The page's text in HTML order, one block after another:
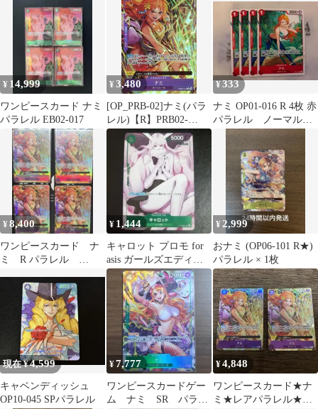
結 パラレル
¥ 14,999
ワンピースカード ナミ
パラレル EB02-017
¥3,480
[OP_PRB-02]ナミ(パラ
レル)【R】PRB02-
012(illust:Hashimoto Q)
ITVSPCM1HXBE
¥333
ナミ OP01-016 R 4枚 赤
パラレル ノーマルバ
ージョン
¥8,400
ワンピースカード ナ
ミ R パラレル
¥ 1,444
キャロット プロモ for
asis ガールズエディシ
ョン
¥ 2,999
おナミ (OP06-101 R★)
パラレル × 1枚
現在 ¥4,599
キャベンディッシュ
OP10-045 SPパラレル
¥7,777
ワンピースカードゲー
ム ナミ SR パラレ
¥4,848
ワンピースカード★ナ
ミ★レアパラレル★ザ